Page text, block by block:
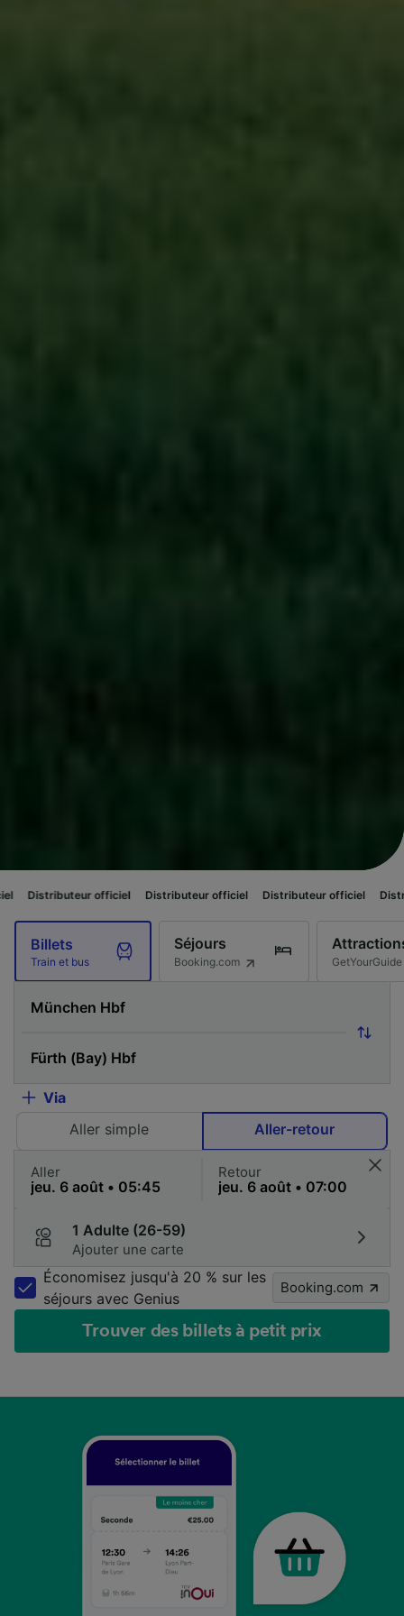
officiel Distributeur officiel Distributeur officiel Distributeur
Billets
Train et bus
Séjours
Booking.com GetYourGuide
Via
Aller simple
Aller-retour
Aller Retour
1 Adulte (26-59)
Ajouter une carte
Économisez jusqu'à 20 % sur les
séjours avec Genius
Booking.com
Trouver des billets à petit prix